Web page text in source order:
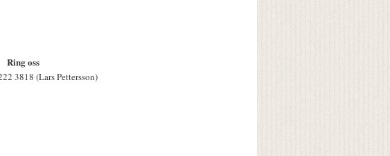
Ring oss
3818 (Lars Pettersson)